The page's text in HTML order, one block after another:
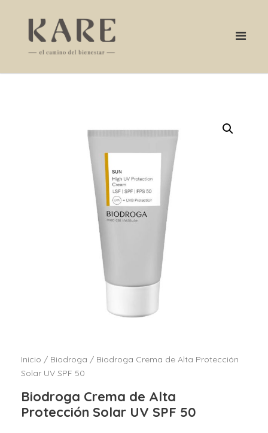
Inicio / Biodroga / Biodroga Crema de Alta Protección
Solar UV SPF 50
Biodroga Crema de Alta
Protección Solar UV SPF 50